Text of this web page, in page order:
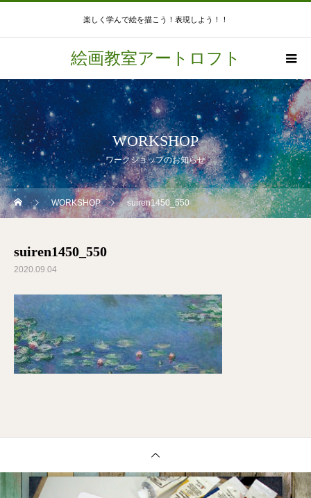
楽しく学んで絵を描こう！表現しよう！！
絵画教室アートロフト
WORKSHOP
ワークショップのお知らせ
WORKSHOP suiren1450_550
suiren1450_550
2020.09.04